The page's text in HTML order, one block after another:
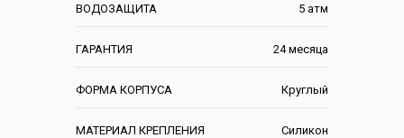
ВОДОЗАЩИТА 5 атм
ГАРАНТИЯ 24 месяца
ФОРМА КОРПУСА Круглый
МАТЕРИАЛ КРЕПЛЕНИЯ Силикон